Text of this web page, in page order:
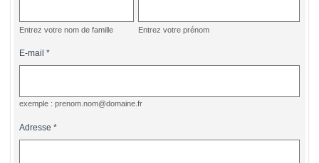
Entrez votre nom de famille Entrez votre prénom
E-mail
exemple : prenom.nom@domaine.fr
Adresse